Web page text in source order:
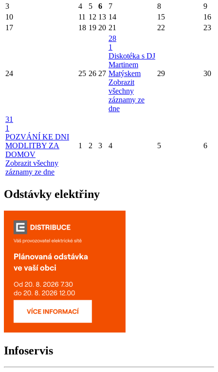
3 4 5 6 7 8
9
10
11 12 13 14 15
16
17
18 19 20 21 22 23
24 25 26 27
28
1
Diskotéka s DJ
Martinem
Matýskem
Zobrazit
všechny
záznamy ze
dne
29 30
31
1
POZVÁNÍ KE DNI
MODLITBY ZA
DOMOV
Zobrazit všechny
záznamy ze dne
1 2 3 4 5 6
Odstávky elektřiny
Infoservis